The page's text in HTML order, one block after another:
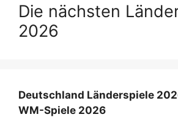
Die nächsten
2026
Deutschland Länderspiele
WM-Spiele 2026